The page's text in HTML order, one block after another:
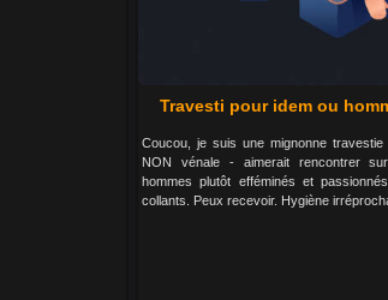
Travesti pour idem ou
Coucou, je suis une mignonne
NON vénale - aimerait rencontrer
hommes plutôt efféminés et
collants. Peux recevoir. Hygiène